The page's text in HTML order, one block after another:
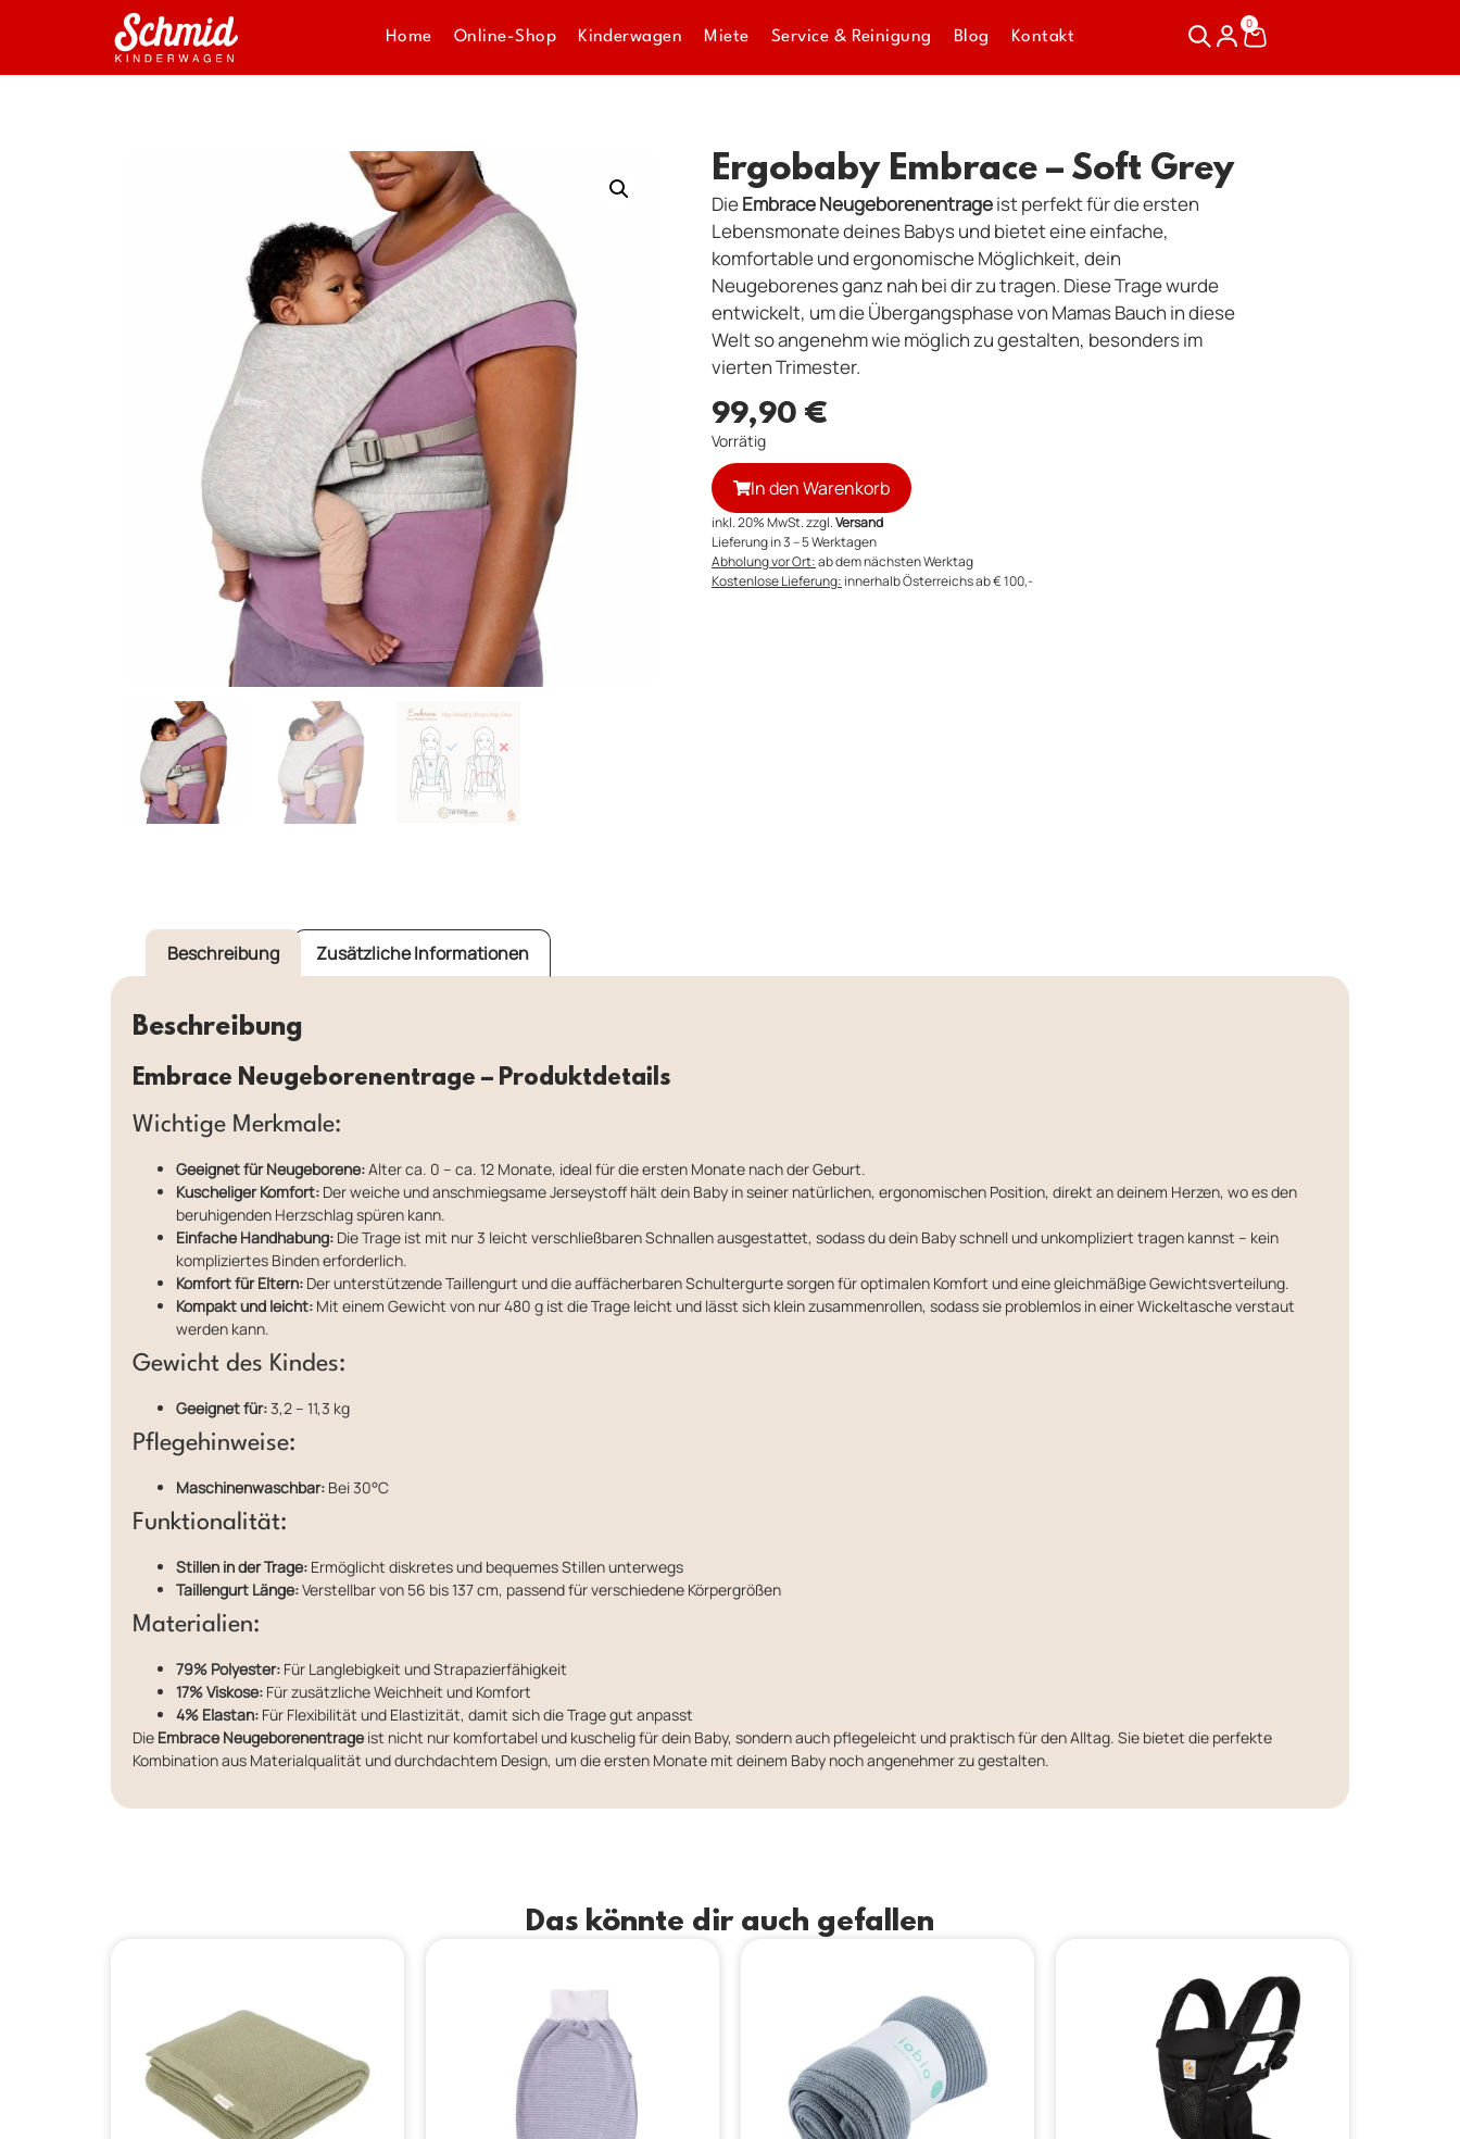
Home Online-Shop Kinderwagen Miete Service & Reinigung Blog Kontakt
0
Ergobaby Embrace – Soft Grey
DieEmbrace Neugeborenentrageist perfekt für die ersten
Lebensmonate deines Babys und bietet eine einfache,
komfortable und ergonomische Möglichkeit, dein
Neugeborenes ganz nah bei dir zu tragen. Diese Trage wurde
entwickelt, um die Übergangsphase von Mamas Bauch in diese
Welt so angenehm wie möglich zu gestalten, besonders im
vierten Trimester.
99,90 €
Vorrätig
In den Warenkorb
inkl. 20% MwSt. zzgl.Versand
Lieferung in 3 – 5 Werktagen
Abholung vor Ort:ab dem nächsten Werktag
Kostenlose Lieferung: innerhalb Österreichs ab € 100,-
Beschreibung Zusätzliche Informationen
Beschreibung
Embrace Neugeborenentrage – Produktdetails
Wichtige Merkmale:
Geeignet für Neugeborene:Alter ca. 0 – ca. 12 Monate, ideal für die ersten Monate nach der Geburt.
Kuscheliger Komfort: Der weiche und anschmiegsame Jerseystoff hält dein Baby in seiner natürlichen, ergonomischen Position, direkt an deinem Herzen, wo es den
beruhigenden Herzschlag spüren kann.
Einfache Handhabung: Die Trage ist mit nur 3 leicht verschließbaren Schnallen ausgestattet, sodass du dein Baby schnell und unkompliziert tragen kannst – kein
kompliziertes Binden erforderlich.
Komfort für Eltern: Der unterstützende Taillengurt und die auffächerbaren Schultergurte sorgen für optimalen Komfort und eine gleichmäßige Gewichtsverteilung.
Kompakt und leicht: Mit einem Gewicht von nur 480 g ist die Trage leicht und lässt sich klein zusammenrollen, sodass sie problemlos in einer Wickeltasche verstaut
werden kann.
Gewicht des Kindes:
Geeignet für:3,2 – 11,3 kg
Pflegehinweise:
Maschinenwaschbar: Bei 30°C
Funktionalität:
Stillen in der Trage: Ermöglicht diskretes und bequemes Stillen unterwegs
Taillengurt Länge:Verstellbar von 56 bis 137 cm, passend für verschiedene Körpergrößen
Materialien:
79% Polyester: Für Langlebigkeit und Strapazierfähigkeit
17% Viskose: Für zusätzliche Weichheit und Komfort
4% Elastan: Für Flexibilität und Elastizität, damit sich die Trage gut anpasst
Die Embrace Neugeborenentrage ist nicht nur komfortabel und kuschelig für dein Baby, sondern auch pflegeleicht und praktisch für den Alltag. Sie bietet die perfekte
Kombination aus Materialqualität und durchdachtem Design, um die ersten Monate mit deinem Baby noch angenehmer zu gestalten.
Das könnte dir auch gefallen